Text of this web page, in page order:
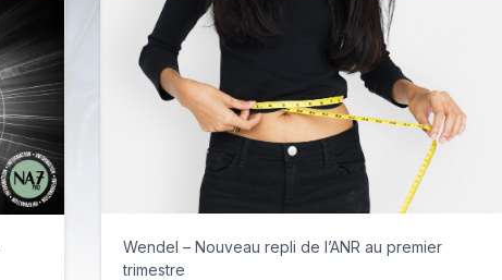
Wendel – Nouveau repli de l’ANR au premier
trimestre